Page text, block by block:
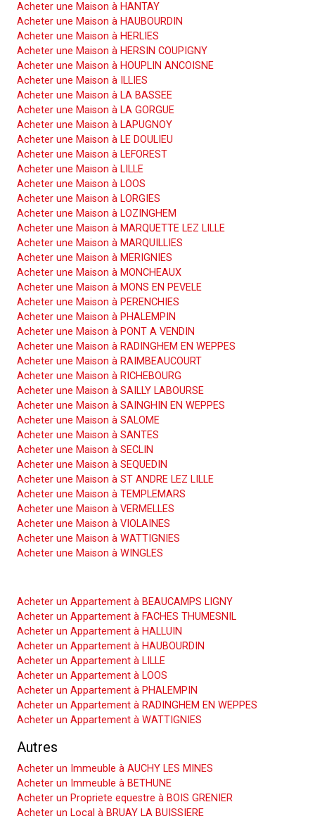
Acheter une Maison à HANTAY
Acheter une Maison à HAUBOURDIN
Acheter une Maison à HERLIES
Acheter une Maison à HERSIN COUPIGNY
Acheter une Maison à HOUPLIN ANCOISNE
Acheter une Maison à ILLIES
Acheter une Maison à LA BASSEE
Acheter une Maison à LA GORGUE
Acheter une Maison à LAPUGNOY
Acheter une Maison à LE DOULIEU
Acheter une Maison à LEFOREST
Acheter une Maison à LILLE
Acheter une Maison à LOOS
Acheter une Maison à LORGIES
Acheter une Maison à LOZINGHEM
Acheter une Maison à MARQUETTE LEZ LILLE
Acheter une Maison à MARQUILLIES
Acheter une Maison à MERIGNIES
Acheter une Maison à MONCHEAUX
Acheter une Maison à MONS EN PEVELE
Acheter une Maison à PERENCHIES
Acheter une Maison à PHALEMPIN
Acheter une Maison à PONT A VENDIN
Acheter une Maison à RADINGHEM EN WEPPES
Acheter une Maison à RAIMBEAUCOURT
Acheter une Maison à RICHEBOURG
Acheter une Maison à SAILLY LABOURSE
Acheter une Maison à SAINGHIN EN WEPPES
Acheter une Maison à SALOME
Acheter une Maison à SANTES
Acheter une Maison à SECLIN
Acheter une Maison à SEQUEDIN
Acheter une Maison à ST ANDRE LEZ LILLE
Acheter une Maison à TEMPLEMARS
Acheter une Maison à VERMELLES
Acheter une Maison à VIOLAINES
Acheter une Maison à WATTIGNIES
Acheter une Maison à WINGLES
Acheter un Appartement à BEAUCAMPS LIGNY
Acheter un Appartement à FACHES THUMESNIL
Acheter un Appartement à HALLUIN
Acheter un Appartement à HAUBOURDIN
Acheter un Appartement à LILLE
Acheter un Appartement à LOOS
Acheter un Appartement à PHALEMPIN
Acheter un Appartement à RADINGHEM EN WEPPES
Acheter un Appartement à WATTIGNIES
Autres
Acheter un Immeuble à AUCHY LES MINES
Acheter un Immeuble à BETHUNE
Acheter un Propriete equestre à BOIS GRENIER
Acheter un Local à BRUAY LA BUISSIERE